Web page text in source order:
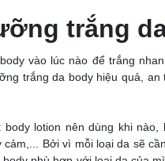
trắng
vào lúc nào để trắng
trắng da body hiệu quả,
lotion nên dùng khi
Bởi vì mỗi loại da sẽ